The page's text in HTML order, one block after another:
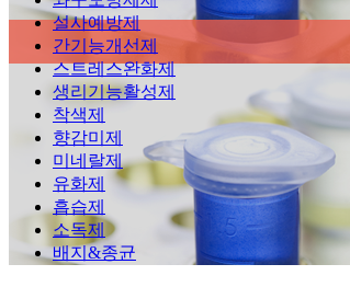
설사예방제
간기능개선제
스트레스완화제
생리기능활성제
착색제
향감미제
미네랄제
유화제
흡습제
소독제
배지&종균